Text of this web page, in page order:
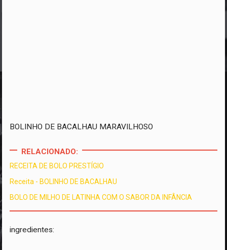
BOLINHO DE BACALHAU MARAVILHOSO
RELACIONADO:
RECEITA DE BOLO PRESTÍGIO
Receita - BOLINHO DE BACALHAU
BOLO DE MILHO DE LATINHA COM O SABOR DA INFÂNCIA
ingredientes: